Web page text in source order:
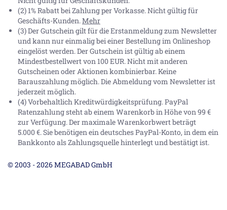
(2) 1% Rabatt bei Zahlung per Vorkasse. Nicht gültig für
Geschäfts-Kunden. Mehr
(3) Der Gutschein gilt für die Erstanmeldung zum Newsletter
und kann nur einmalig bei einer Bestellung im Onlineshop
eingelöst werden. Der Gutschein ist gültig ab einem
Mindestbestellwert von 100 EUR. Nicht mit anderen
Gutscheinen oder Aktionen kombinierbar. Keine
Barauszahlung möglich. Die Abmeldung vom Newsletter ist
jederzeit möglich.
(4) Vorbehaltlich Kreditwürdigkeitsprüfung. PayPal
Ratenzahlung steht ab einem Warenkorb in Höhe von 99 €
zur Verfügung. Der maximale Warenkorbwert beträgt
5.000 €. Sie benötigen ein deutsches PayPal-Konto, in dem ein
Bankkonto als Zahlungsquelle hinterlegt und bestätigt ist.
© 2003 - 2026 MEGABAD GmbH